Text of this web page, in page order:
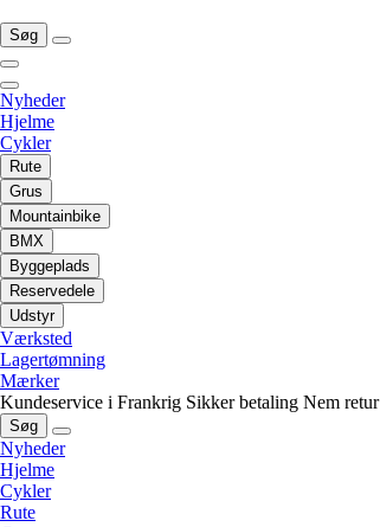
Søg
Nyheder
Hjelme
Cykler
Rute
Grus
Mountainbike
BMX
Byggeplads
Reservedele
Udstyr
Værksted
Lagertømning
Mærker
Kundeservice i Frankrig Sikker betaling Nem retur
Søg
Nyheder
Hjelme
Cykler
Rute